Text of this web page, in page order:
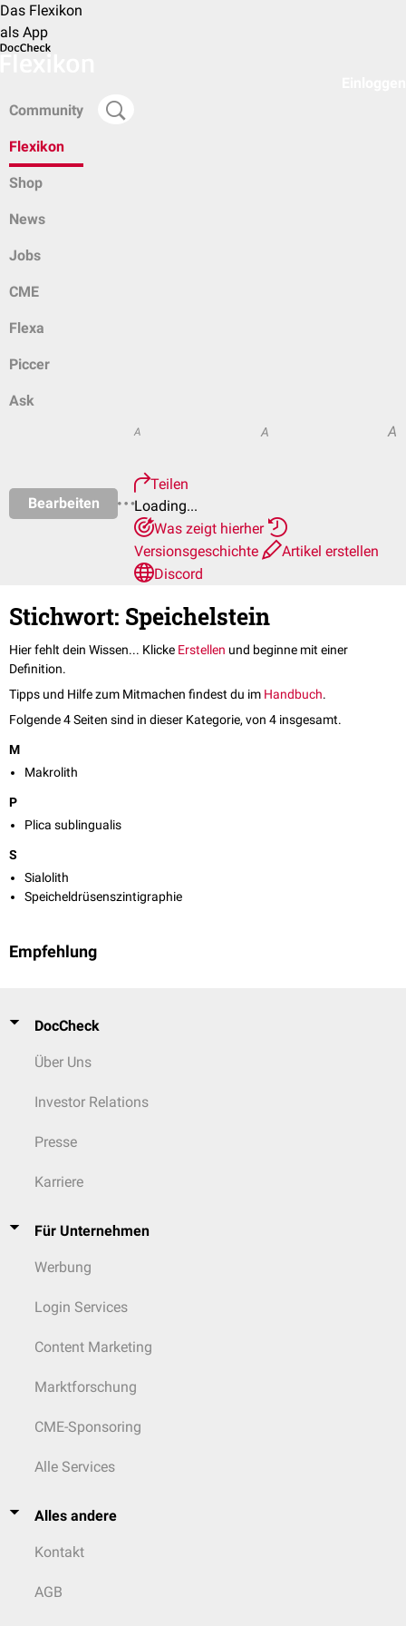
Das Flexikon
als App
Community
Flexikon
Shop
News
Jobs
CME
Flexa
Piccer
Ask
Bearbeiten
A A A
Teilen
Loading...
Was zeigt hierher
Versionsgeschichte
Artikel erstellen
Discord
Stichwort: Speichelstein
Hier fehlt dein Wissen... Klicke Erstellen und beginne mit einer
Definition.
Tipps und Hilfe zum Mitmachen findest du im Handbuch.
Folgende 4 Seiten sind in dieser Kategorie, von 4 insgesamt.
M
Makrolith
P
Plica sublingualis
S
Sialolith
Speicheldrüsenszintigraphie
Empfehlung
DocCheck
Über Uns
Investor Relations
Presse
Karriere
Für Unternehmen
Werbung
Login Services
Content Marketing
Marktforschung
CME-Sponsoring
Alle Services
Alles andere
Kontakt
AGB